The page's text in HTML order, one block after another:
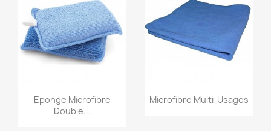
Aperçu rapide
Eponge Microfibre
Double...
Aperçu rapide
Microfibre Multi-Usages